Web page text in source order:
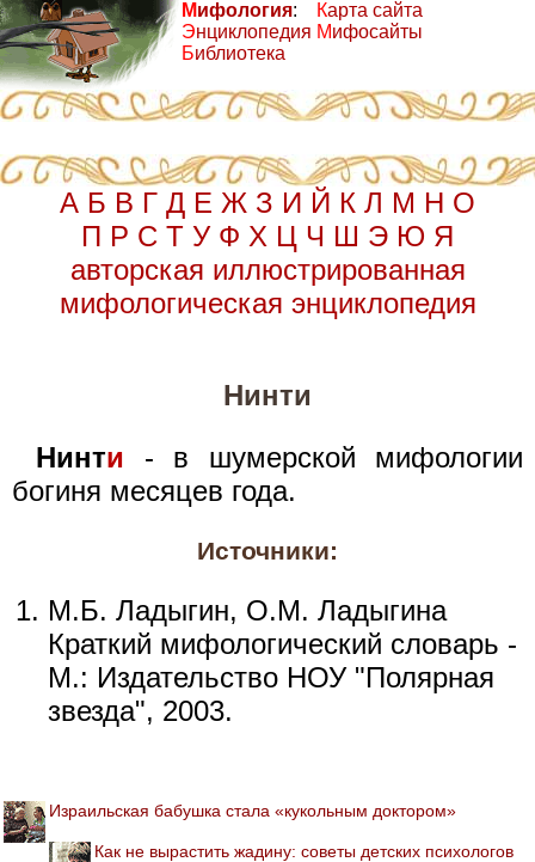
Мифология:
Энциклопедия
Библиотека
Карта сайта
Мифосайты
А Б В Г Д Е Ж З И Й К Л М Н О
П Р С Т У Ф Х Ц Ч Ш Э Ю Я
авторская иллюстрированная
мифологическая энциклопедия
Нинти
Нинти - в шумерской мифологии
богиня месяцев года.
Источники:
М.Б. Ладыгин, О.М. Ладыгина
Краткий мифологический словарь -
М.: Издательство НОУ "Полярная
звезда", 2003.
Израильская бабушка стала «кукольным доктором»
Как не вырастить жадину: советы детских психологов